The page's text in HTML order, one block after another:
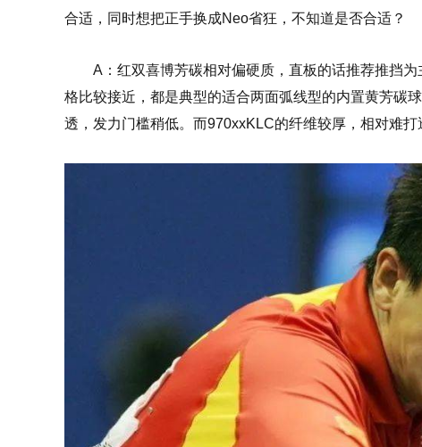
合适，同时想把正手换成Neo省狂，不知道是否合适？
A：红双喜博芳碳相对偏硬质，直板的话推荐推挡
格比较接近，都是典型的适合两面弧线型的内置黄芳碳
透，发力门槛稍低。而970xxKLC的纤维较厚，相对难